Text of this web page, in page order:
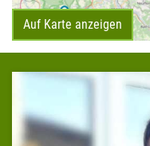
Auf Karte anzeigen